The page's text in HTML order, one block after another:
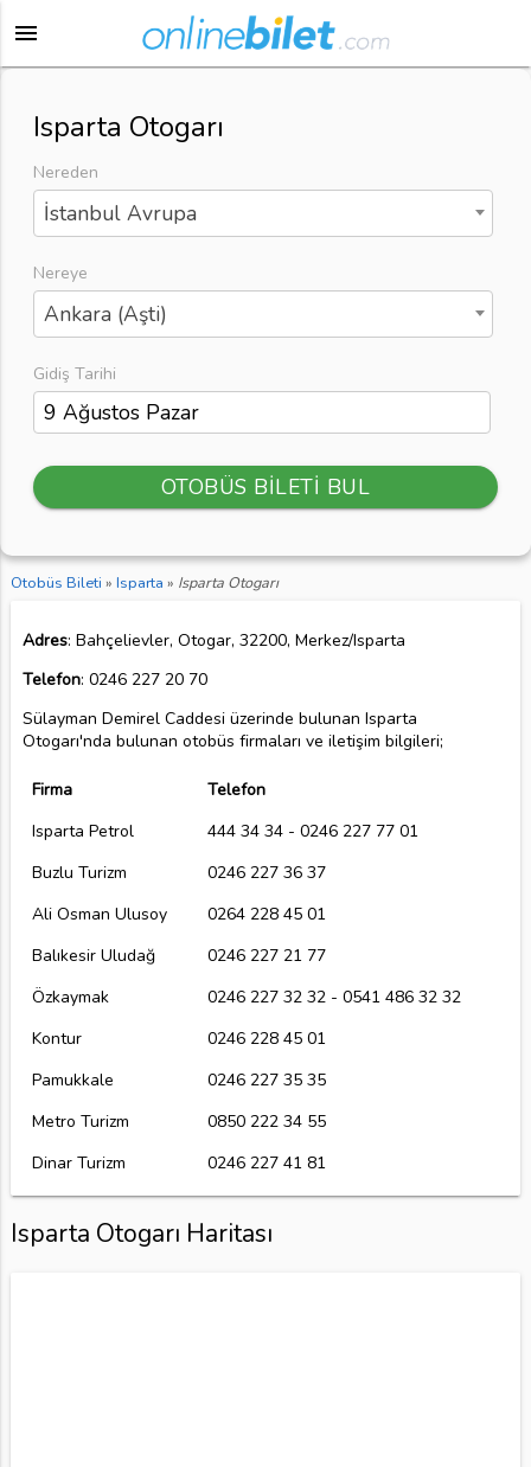
menu
Isparta Otogarı
Nereden
İstanbul Avrupa
Nereye
Ankara (Aşti)
Gidiş Tarihi
OTOBÜS BİLETİ BUL
Otobüs Bileti » Isparta » Isparta Otogarı
Adres: Bahçelievler, Otogar, 32200, Merkez/Isparta
Telefon: 0246 227 20 70
Sülayman Demirel Caddesi üzerinde bulunan Isparta
Otogarı'nda bulunan otobüs firmaları ve iletişim bilgileri;
Firma
Telefon
Isparta Petrol
444 34 34 - 0246 227 77 01
Buzlu Turizm
0246 227 36 37
Ali Osman Ulusoy
0264 228 45 01
Balıkesir Uludağ
0246 227 21 77
Özkaymak
0246 227 32 32 - 0541 486 32 32
Kontur
0246 228 45 01
Pamukkale
0246 227 35 35
Metro Turizm
0850 222 34 55
Dinar Turizm
0246 227 41 81
Isparta Otogarı Haritası